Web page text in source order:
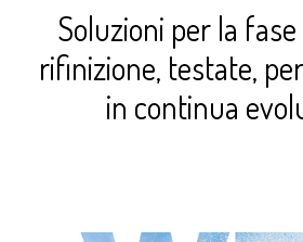
Soluzioni per la
rifinizione, testate,
in continua